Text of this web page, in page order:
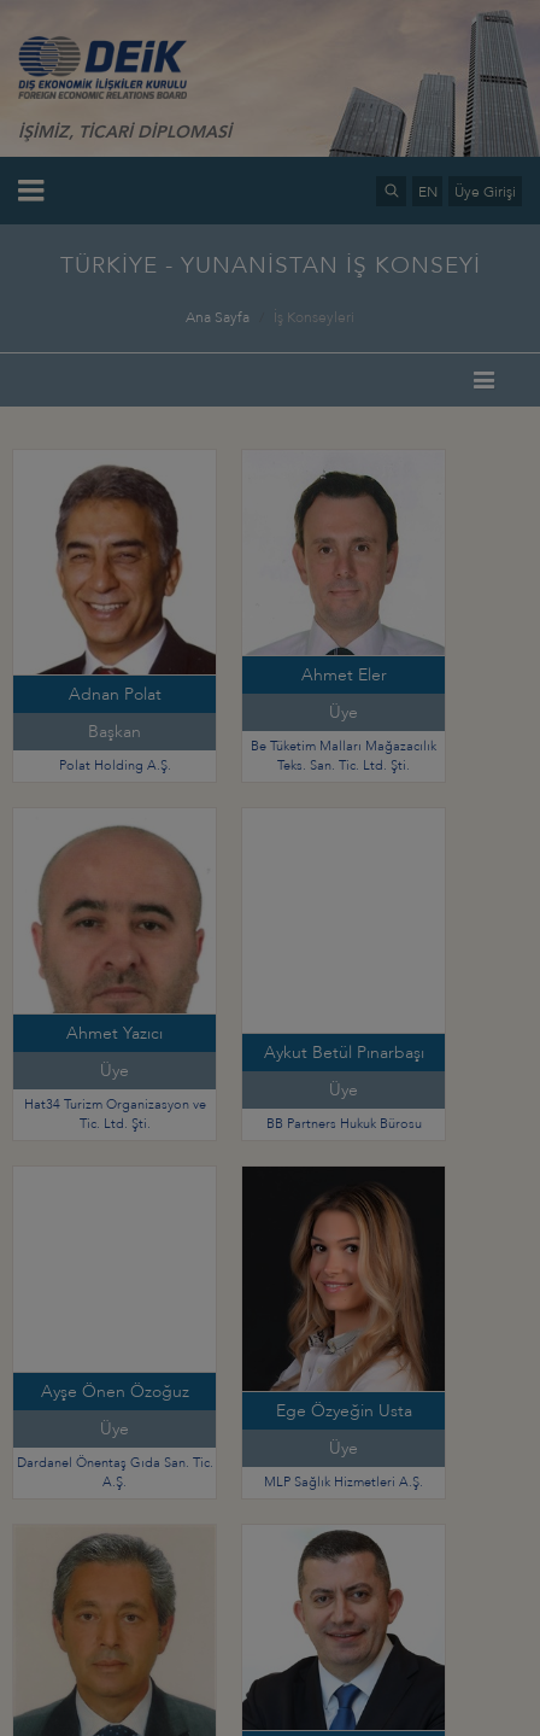
İŞİMİZ, TİCARİ DİPLOMASİ
EN Üye Girişi
TÜRKİYE - YUNANİSTAN İŞ KONSEYİ
Ana Sayfa İş Konseyleri
Adnan Polat
Başkan
Polat Holding A.Ş.
Ahmet Eler
Üye
Be Tüketim Malları Mağazacılık
Teks. San. Tic. Ltd. Şti.
Ahmet Yazıcı
Üye
Hat34 Turizm Organizasyon ve
Tic. Ltd. Şti.
Aykut Betül Pınarbaşı
Üye
BB Partners Hukuk Bürosu
Ayşe Önen Özoğuz
Üye
Dardanel Önentaş Gıda San. Tic.
A.Ş.
Ege Özyeğin Usta
Üye
MLP Sağlık Hizmetleri A.Ş.